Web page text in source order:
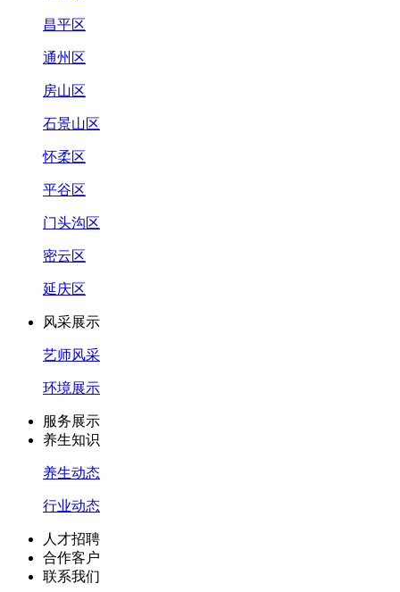
昌平区
通州区
房山区
石景山区
怀柔区
平谷区
门头沟区
密云区
延庆区
风采展示
艺师风采
环境展示
服务展示
养生知识
养生动态
行业动态
人才招聘
合作客户
联系我们